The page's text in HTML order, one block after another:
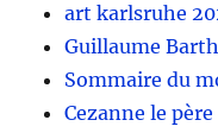
art karlsruhe
Guillaume Barth
Sommaire du
Cezanne le